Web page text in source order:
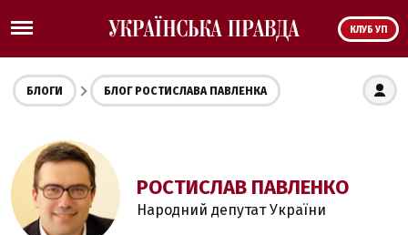
КЛУБ УП
БЛОГИ БЛОГ РОСТИСЛАВА ПАВЛЕНКА
РОСТИСЛАВ ПАВЛЕНКО
Народний депутат України